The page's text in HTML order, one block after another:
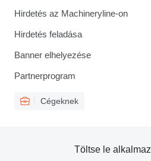
Hirdetés az Machineryline-on
Hirdetés feladása
Banner elhelyezése
Partnerprogram
Cégeknek
Töltse le